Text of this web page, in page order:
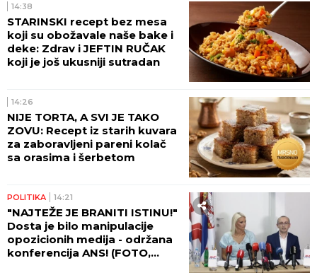
14:38
STARINSKI recept bez mesa
koji su obožavale naše bake i
deke: Zdrav i JEFTIN RUČAK
koji je još ukusniji sutradan
14:26
NIJE TORTA, A SVI JE TAKO
ZOVU: Recept iz starih kuvara
za zaboravljeni pareni kolač
sa orasima i šerbetom
POLITIKA 14:21
"NAJTEŽE JE BRANITI ISTINU!"
Dosta je bilo manipulacije
opozicionih medija - održana
konferencija ANS! (FOTO,